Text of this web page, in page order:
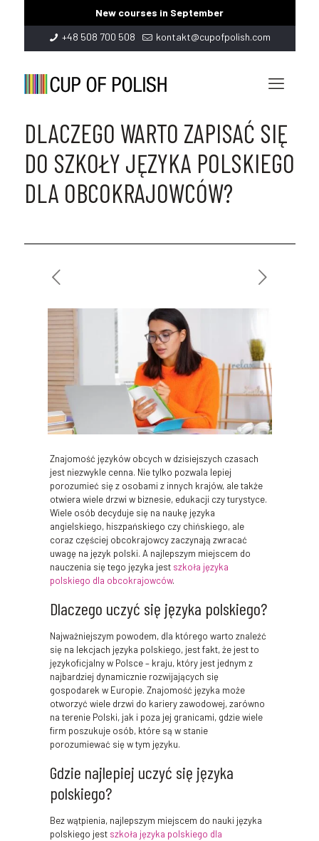
New courses in September
+48 508 700 508
kontakt@cupofpolish.com
DLACZEGO WARTO ZAPISAĆ SIĘ
DO SZKOŁY JĘZYKA POLSKIEGO
DLA OBCOKRAJOWCÓW?
Znajomość języków obcych w dzisiejszych czasach
jest niezwykle cenna. Nie tylko pozwala lepiej
porozumieć się z osobami z innych krajów, ale także
otwiera wiele drzwi w biznesie, edukacji czy turystyce.
Wiele osób decyduje się na naukę języka
angielskiego, hiszpańskiego czy chińskiego, ale
coraz częściej obcokrajowcy zaczynają zwracać
uwagę na język polski. A najlepszym miejscem do
nauczenia się tego języka jest szkoła języka
polskiego dla obcokrajowców.
Dlaczego uczyć się języka polskiego?
Najważniejszym powodem, dla którego warto znaleźć
się na lekcjach języka polskiego, jest fakt, że jest to
językoficjalny w Polsce – kraju, który jest jednym z
najbardziej dynamicznie rozwijających się
gospodarek w Europie. Znajomość języka może
otworzyć wiele drzwi do kariery zawodowej, zarówno
na terenie Polski, jak i poza jej granicami, gdzie wiele
firm poszukuje osób, które są w stanie
porozumiewać się w tym języku.
Gdzie najlepiej uczyć się języka
polskiego?
Bez wątpienia, najlepszym miejscem do nauki języka
polskiego jest szkoła języka polskiego dla